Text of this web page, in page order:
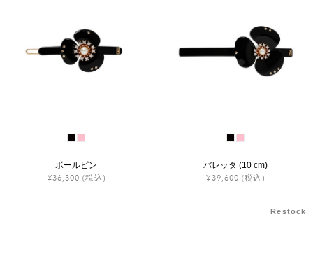
ボールピン
¥36,300 (税込)
バレッタ (10 cm)
¥39,600 (税込)
Restock